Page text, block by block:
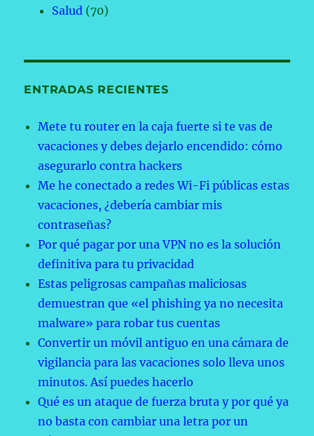
Salud (70)
ENTRADAS RECIENTES
Mete tu router en la caja fuerte si te vas de
vacaciones y debes dejarlo encendido: cómo
asegurarlo contra hackers
Me he conectado a redes Wi-Fi públicas estas
vacaciones, ¿debería cambiar mis
contraseñas?
Por qué pagar por una VPN no es la solución
definitiva para tu privacidad
Estas peligrosas campañas maliciosas
demuestran que «el phishing ya no necesita
malware» para robar tus cuentas
Convertir un móvil antiguo en una cámara de
vigilancia para las vacaciones solo lleva unos
minutos. Así puedes hacerlo
Qué es un ataque de fuerza bruta y por qué ya
no basta con cambiar una letra por un